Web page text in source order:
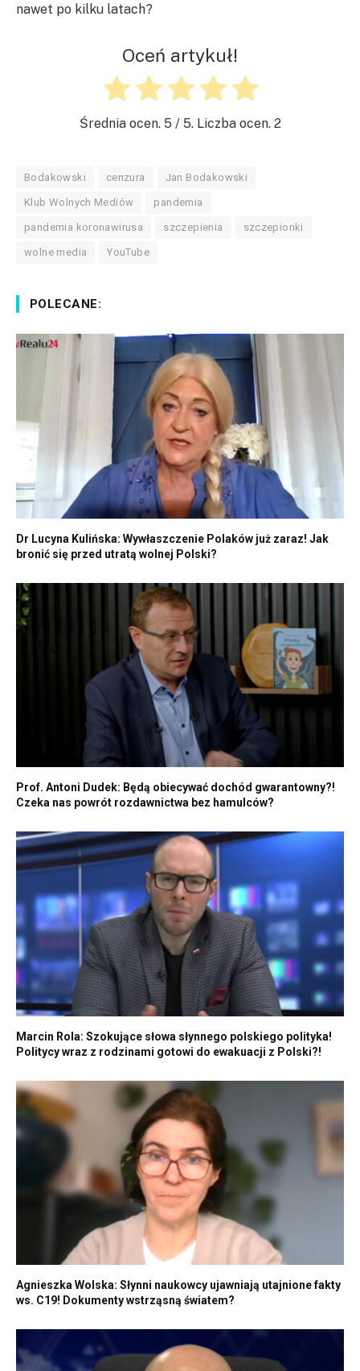
nawet po kilku latach?
Oceń artykuł!
Średnia ocen. 5 / 5. Liczba ocen. 2
Bodakowski cenzura Jan Bodakowski
Klub Wolnych Mediów pandemia
pandemia koronawirusa szczepienia szczepionki
wolne media YouTube
POLECANE:
Dr Lucyna Kulińska: Wywłaszczenie Polaków już zaraz! Jak
bronić się przed utratą wolnej Polski?
Prof. Antoni Dudek: Będą obiecywać dochód gwarantowny?!
Czeka nas powrót rozdawnictwa bez hamulców?
Marcin Rola: Szokujące słowa słynnego polskiego polityka!
Politycy wraz z rodzinami gotowi do ewakuacji z Polski?!
Agnieszka Wolska: Słynni naukowcy ujawniają utajnione fakty
ws. C19! Dokumenty wstrząsną światem?